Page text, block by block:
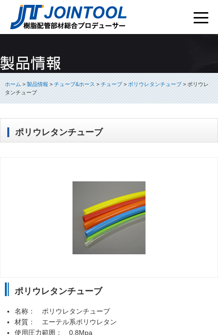
ホーム>製品情報>チューブ&ホース>チューブ>ポリウレタンチューブ>ポリウレ
タンチューブ
ポリウレタンチューブ
ポリウレタンチューブ
名称： ポリウレタンチューブ
材質： エーテル系ポリウレタン
使用圧力範囲： 0.8Mpa